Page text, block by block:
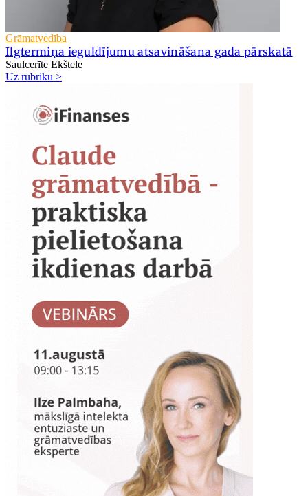
Grāmatvedība
Ilgtermiņa ieguldījumu atsavināšana gada pārskatā
Saulcerīte Ekštele
Uz rubriku >